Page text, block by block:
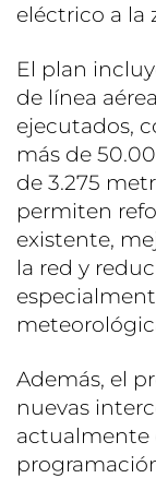
eléctrico a la
El plan
de línea
ejecutados,
más de
de 3.275
permiten
existente,
la red y
Además, el
nuevas
actualmente